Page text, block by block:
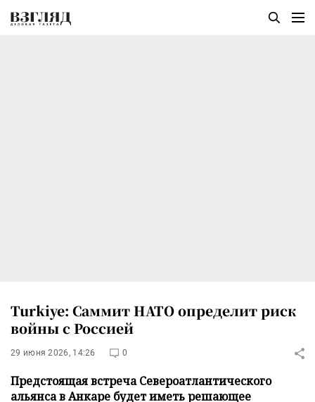
Turkiye: Саммит НАТО определит риск
войны с Россией
29 июня 2026, 14:26 0
Предстоящая встреча Североатлантического
альянса в Анкаре будет иметь решающее